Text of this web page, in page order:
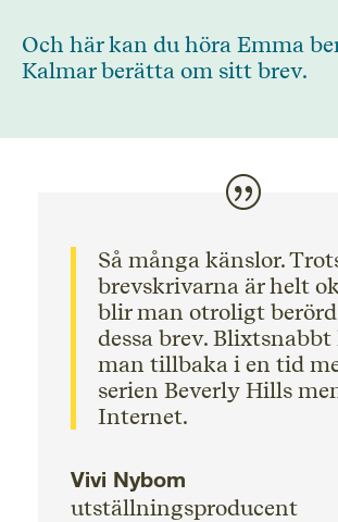
Och här kan du höra Emma
Kalmar berätta om sitt brev.
Så många känslor.
brevskrivarna är helt
blir man otroligt
dessa brev. Blixtsnabbt
man tillbaka i en tid
serien Beverly Hills
Internet.
Vivi Nybom
utställningsproducent